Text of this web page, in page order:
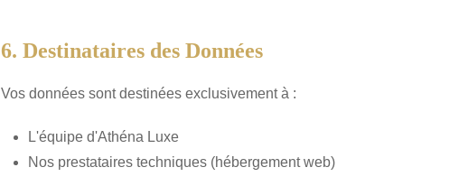
6. Destinataires des Données
Vos données sont destinées exclusivement à :
L'équipe d'Athéna Luxe
Nos prestataires techniques (hébergement web)